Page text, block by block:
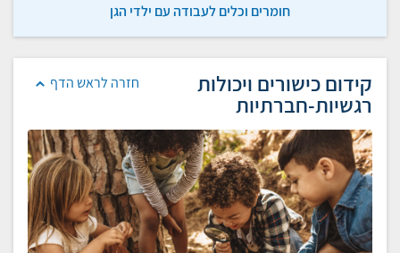
חומרים וכלים לעבודה עם ילדי הגן
חזרה לראש הדף קידום כישורים ויכולות
רגשיות-חברתיות